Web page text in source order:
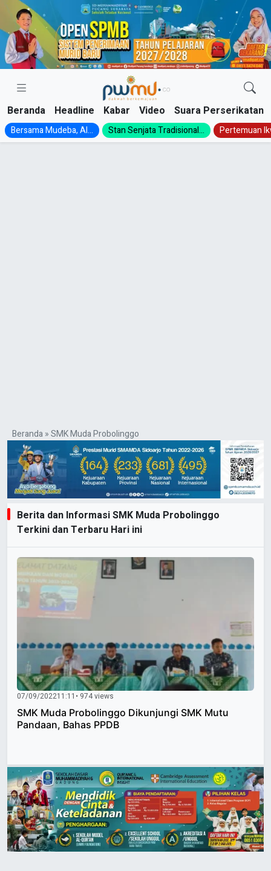
Skip
content
Beranda Headline Kabar Video Suara Perserikatan
Bersama Mudeba, Al... Stan Senjata Tradisional... Pertemuan
Beranda»SMK Muda Probolinggo
Berita dan Informasi SMK Muda Probolinggo
Terkini dan Terbaru Hari ini
07/09/202211:11 • 974 views
SMK Muda Probolinggo Dikunjungi SMK Mutu
Pandaan, Bahas PPDB